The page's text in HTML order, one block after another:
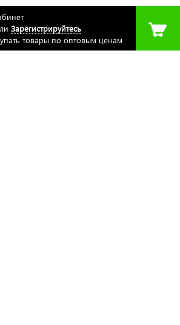
Зарегистрируйтесь
товары по оптовым ценам